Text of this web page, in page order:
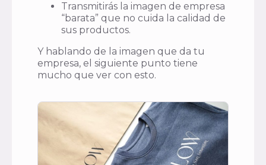
Transmitirás la imagen de empresa
“barata” que no cuida la calidad de
sus productos.
Y hablando de la imagen que da tu
empresa, el siguiente punto tiene
mucho que ver con esto.